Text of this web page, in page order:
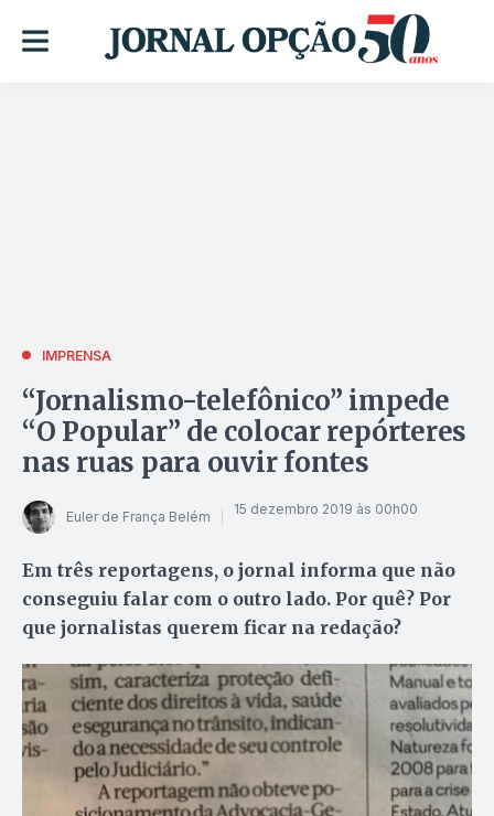
IMPRENSA
“Jornalismo-telefônico” impede
“O Popular” de colocar repórteres
nas ruas para ouvir fontes
Euler de França Belém 15 dezembro 2019 às 00h00
Em três reportagens, o jornal informa que não
conseguiu falar com o outro lado. Por quê? Por
que jornalistas querem ficar na redação?